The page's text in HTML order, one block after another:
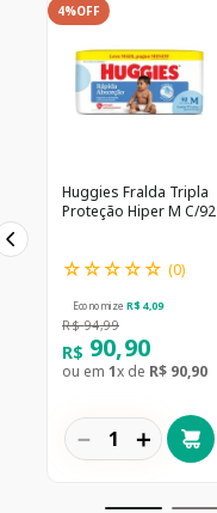
4%OFF
Huggies Fralda Tripla
Proteção Hiper M C/92
☆☆☆☆☆ (0)
Economize R$ 4,09
R$ 94,99
R$ 90,90
ou em 1x de R$ 90,90
＋
－